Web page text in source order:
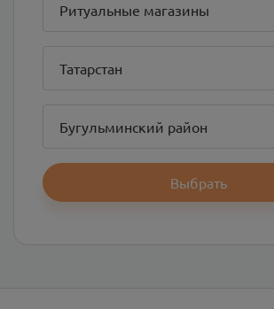
Ритуальные магазины
Татарстан
Бугульминский район
Выбрать